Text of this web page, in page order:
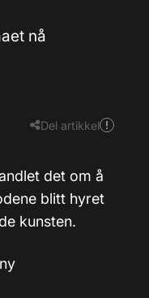
nå
Del artikkel
det om å
blitt hyret
kunsten.